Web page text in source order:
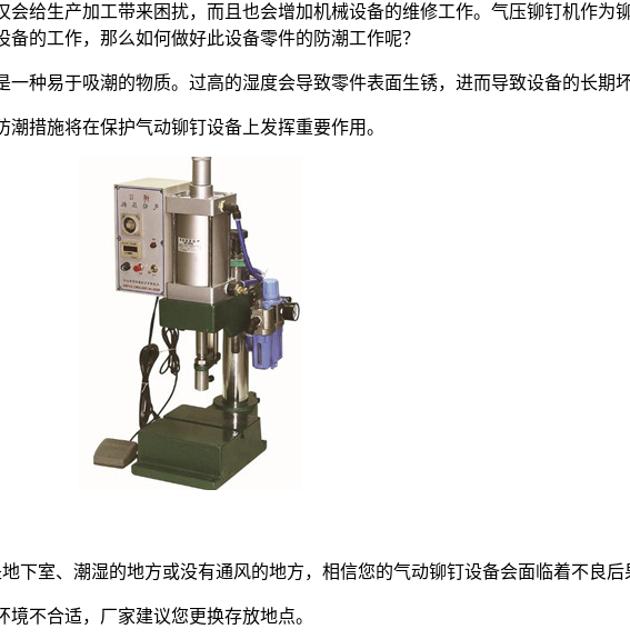
生产加工带来困扰，而且也会增加机械设备的维修工作。气压铆钉机作为
的工作，那么如何做好此设备零件的防潮工作呢？
易于吸潮的物质。过高的湿度会导致零件表面生锈，进而导致设备的长期坏
措施将在保护气动铆钉设备上发挥重要作用。
室、潮湿的地方或没有通风的地方，相信您的气动铆钉设备会面临着不良后
不合适，厂家建议您更换存放地点。